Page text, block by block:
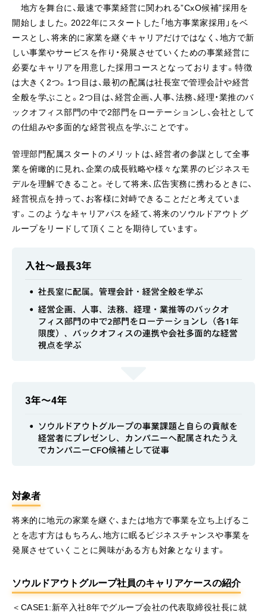
地方を舞台に、最速で事業経営に関われる”CxO候補”採用を
開始しました。2022年にスタートした「地方事業家採用」をベ
ースとし、将来的に家業を継ぐキャリアだけではなく、地方で新
しい事業やサービスを作り・発展させていくための事業経営に
必要なキャリアを用意した採用コースとなっております。特徴
は大きく2つ。1つ目は、最初の配属は社長室で管理会計や経営
全般を学ぶこと。2つ目は、経営企画、人事、法務、経理・業推のバ
ックオフィス部門の中で2部門をローテーションし、会社として
の仕組みや多面的な経営視点を学ぶことです。
管理部門配属スタートのメリットは、経営者の参謀として全事
業を俯瞰的に見れ、企業の成長戦略や様々な業界のビジネスモ
デルを理解できること。そして将来、広告実務に携わるときに、
経営視点を持って、お客様に対峙できることだと考えていま
す。このようなキャリアパスを経て、将来のソウルドアウトグ
ループをリードして頂くことを期待しています。
対象者
将来的に地元の家業を継ぐ、または地方で事業を立ち上げるこ
とを志す方はもちろん、地方に眠るビジネスチャンスや事業を
発展させていくことに興味がある方も対象となります。
ソウルドアウトグループ社員のキャリアケースの紹介
＜CASE1:新卒入社8年でグループ会社の代表取締役社長に就